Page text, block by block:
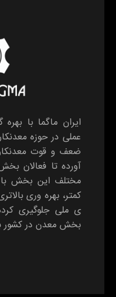
ایران ماگما با
عملی در حوزه
ضعف و قوت
آورده تا فعالان
مختلف این بخش
کمتر، بهره وری
ی ملی جلوگیری
بخش معدن در کشور